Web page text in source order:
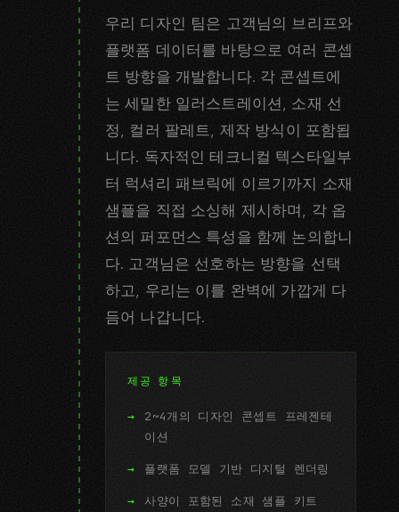
우리 디자인 팀은 고객님의 브리프와
플랫폼 데이터를 바탕으로 여러 콘셉
트 방향을 개발합니다. 각 콘셉트에
는 세밀한 일러스트레이션, 소재 선
정, 컬러 팔레트, 제작 방식이 포함됩
니다. 독자적인 테크니컬 텍스타일부
터 럭셔리 패브릭에 이르기까지 소재
샘플을 직접 소싱해 제시하며, 각 옵
션의 퍼포먼스 특성을 함께 논의합니
다. 고객님은 선호하는 방향을 선택
하고, 우리는 이를 완벽에 가깝게 다
듬어 나갑니다.
제공 항목
2~4개의 디자인 콘셉트 프레젠테
이션
플랫폼 모델 기반 디지털 렌더링
사양이 포함된 소재 샘플 키트